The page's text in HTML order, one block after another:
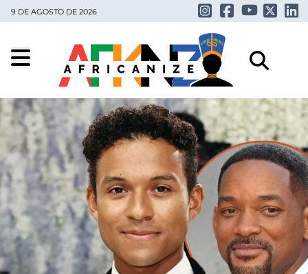
9 DE AGOSTO DE 2026